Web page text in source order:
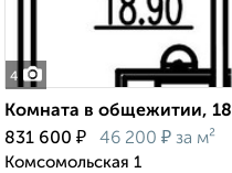
4
Комната в общежитии,
831 600 ₽ 46 200 ₽ за м²
Комсомольская 1